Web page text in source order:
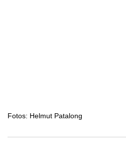
Fotos: Helmut Patalong